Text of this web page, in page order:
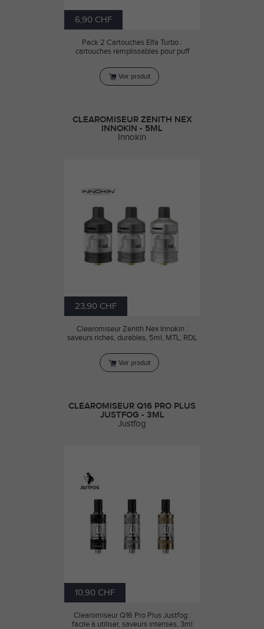
6,90 CHF
Pack 2 Cartouches Elfa Turbo :
cartouches remplissables pour puff
Voir produit
CLEAROMISEUR ZENITH NEX
INNOKIN - 5ML
Innokin
23,90 CHF
Clearomiseur Zenith Nex Innokin :
saveurs riches, durables, 5ml, MTL, RDL
Voir produit
CLEAROMISEUR Q16 PRO PLUS
JUSTFOG - 3ML
Justfog
10,90 CHF
Clearomiseur Q16 Pro Plus Justfog :
facile à utiliser, saveurs intenses, 3ml